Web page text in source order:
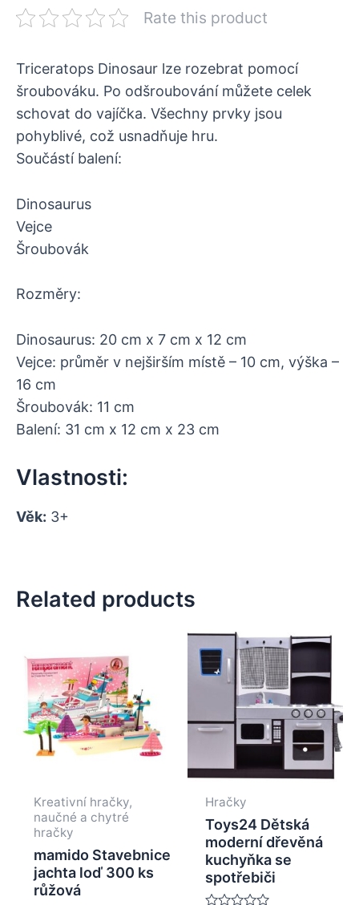
Rate this product
Triceratops Dinosaur lze rozebrat pomocí
šroubováku. Po odšroubování můžete celek
schovat do vajíčka. Všechny prvky jsou
pohyblivé, což usnadňuje hru.
Součástí balení:
Dinosaurus
Vejce
Šroubovák
Rozměry:
Dinosaurus: 20 cm x 7 cm x 12 cm
Vejce: průměr v nejširším místě – 10 cm, výška –
16 cm
Šroubovák: 11 cm
Balení: 31 cm x 12 cm x 23 cm
Vlastnosti:
Věk: 3+
Related products
Kreativní hračky,
naučné a chytré
hračky
mamido Stavebnice
jachta loď 300 ks
růžová
Hračky
Toys24 Dětská
moderní dřevěná
kuchyňka se
spotřebiči